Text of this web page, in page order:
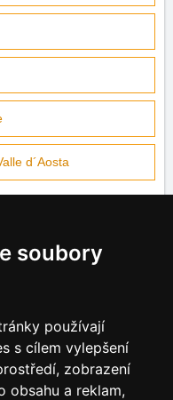
soubory
používají
s cílem vylepšení
zobrazení
obsahu a reklam,
d´Aosta
a Č.Švýcarsko
kontaktů na ubytování